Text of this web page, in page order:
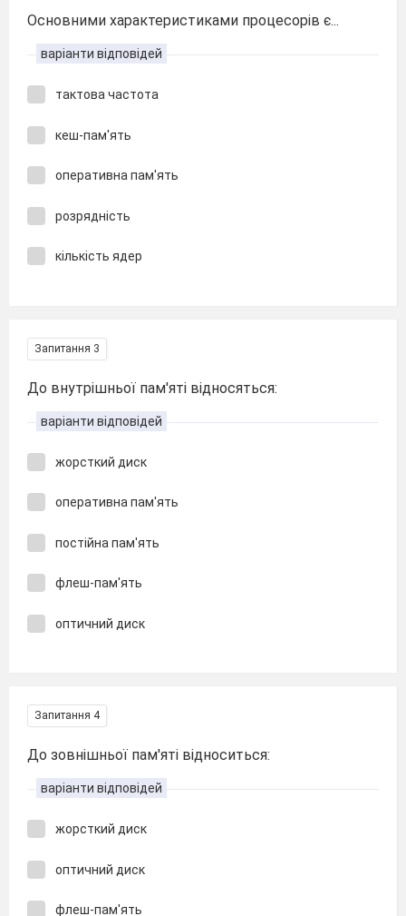
Основними характеристиками процесорів є...
варіанти відповідей
тактова частота
кеш-пам'ять
оперативна пам'ять
розрядність
кількість ядер
Запитання 3
До внутрішньої пам'яті відносяться:
варіанти відповідей
жорсткий диск
оперативна пам'ять
постійна пам'ять
флеш-пам'ять
оптичний диск
Запитання 4
До зовнішньої пам'яті відноситься:
варіанти відповідей
жорсткий диск
оптичний диск
флеш-пам'ять